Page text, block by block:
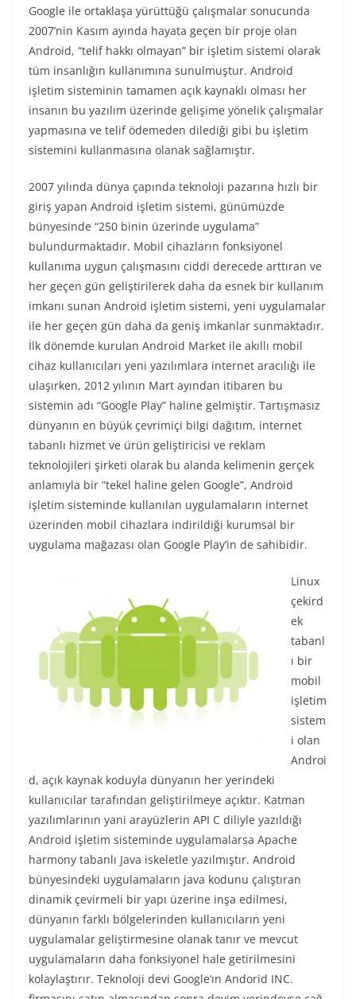
Google ile ortaklaşa yürüttüğü çalışmalar sonucunda
2007’nin Kasım ayında hayata geçen bir proje olan
Android, “telif hakkı olmayan” bir işletim sistemi olarak
tüm insanlığın kullanımına sunulmuştur. Android
işletim sisteminin tamamen açık kaynaklı olması her
insanın bu yazılım üzerinde gelişime yönelik çalışmalar
yapmasına ve telif ödemeden dilediği gibi bu işletim
sistemini kullanmasına olanak sağlamıştır.
2007 yılında dünya çapında teknoloji pazarına hızlı bir
giriş yapan Android işletim sistemi, günümüzde
bünyesinde “250 binin üzerinde uygulama”
bulundurmaktadır. Mobil cihazların fonksiyonel
kullanıma uygun çalışmasını ciddi derecede arttıran ve
her geçen gün geliştirilerek daha da esnek bir kullanım
imkanı sunan Android işletim sistemi, yeni uygulamalar
ile her geçen gün daha da geniş imkanlar sunmaktadır.
İlk dönemde kurulan Android Market ile akıllı mobil
cihaz kullanıcıları yeni yazılımlara internet aracılığı ile
ulaşırken, 2012 yılının Mart ayından itibaren bu
sistemin adı “Google Play” haline gelmiştir. Tartışmasız
dünyanın en büyük çevrimiçi bilgi dağıtım, internet
tabanlı hizmet ve ürün geliştiricisi ve reklam
teknolojileri şirketi olarak bu alanda kelimenin gerçek
anlamıyla bir “tekel haline gelen Google”, Android
işletim sisteminde kullanılan uygulamaların internet
üzerinden mobil cihazlara indirildiği kurumsal bir
uygulama mağazası olan Google Play’in de sahibidir.
Linux
çekird
ek
tabanl
ı bir
mobil
işletim
sistem
i olan
Androi
d, açık kaynak koduyla dünyanın her yerindeki
kullanıcılar tarafından geliştirilmeye açıktır. Katman
yazılımlarının yani arayüzlerin API C diliyle yazıldığı
Android işletim sisteminde uygulamalarsa Apache
harmony tabanlı Java iskeletle yazılmıştır. Android
bünyesindeki uygulamaların java kodunu çalıştıran
dinamik çevirmeli bir yapı üzerine inşa edilmesi,
dünyanın farklı bölgelerinden kullanıcıların yeni
uygulamalar geliştirmesine olanak tanır ve mevcut
uygulamaların daha fonksiyonel hale getirilmesini
kolaylaştırır. Teknoloji devi Google’ın Andorid INC.